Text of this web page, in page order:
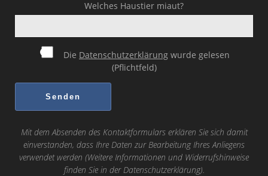
Welches Haustier miaut?
Die Datenschutzerklärung wurde gelesen
(Pflichtfeld)
Mit dem Absenden des Kontaktformulars erklären Sie sich damit
einverstanden, dass Ihre Daten zur Bearbeitung Ihres Anliegens
verwendet werden (Weitere Informationen und Widerrufshinweise
finden Sie in der Datenschutzerklärung).